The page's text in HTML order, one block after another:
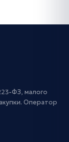
ФЗ, малого
Оператор